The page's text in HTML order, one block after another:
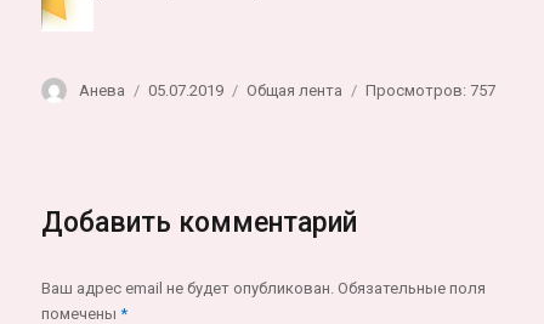
Автор
Анева Опубликовано
05.07.2019 Рубрики
Общая лента Просмотров: 757
Добавить комментарий
Ваш адрес email не будет опубликован. Обязательные поля
помечены*